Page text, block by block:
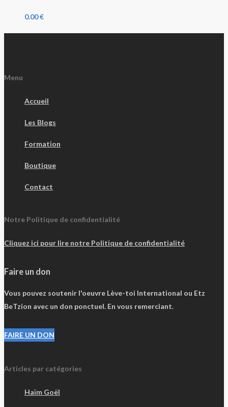
0.00€
Menu
Accueil
Les Blogs
Formation
Boutique
Contact
Notre Politique de confidentialité
Cliquez ici pour lire notre Politique de confidentialité
Faire un don
Vous pouvez soutenir l'oeuvre Lève-toi International ou Etz
BeTzion avec un don ponctuel. En vous remerciant.
FAIRE UN DON
Articles par catégories
Haïm Goël